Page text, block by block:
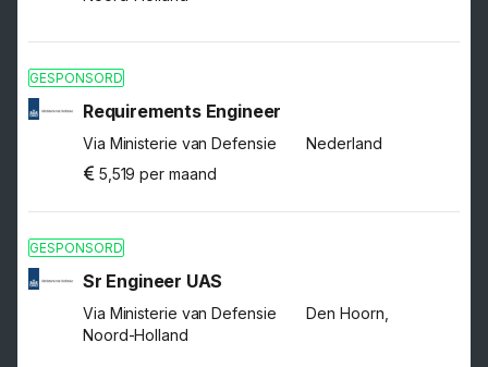
GESPONSORD
Requirements Engineer
Via Ministerie van Defensie
Nederland
5,519 per maand
GESPONSORD
Sr Engineer UAS
Via Ministerie van Defensie
Den Hoorn,
Noord-Holland